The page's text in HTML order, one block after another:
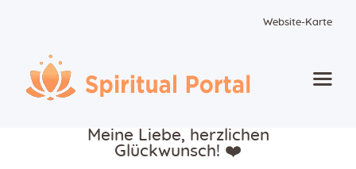
Website-Karte
Animierte Meisterwerke
Meine Liebe, herzlichen
Glückwunsch! ❤️